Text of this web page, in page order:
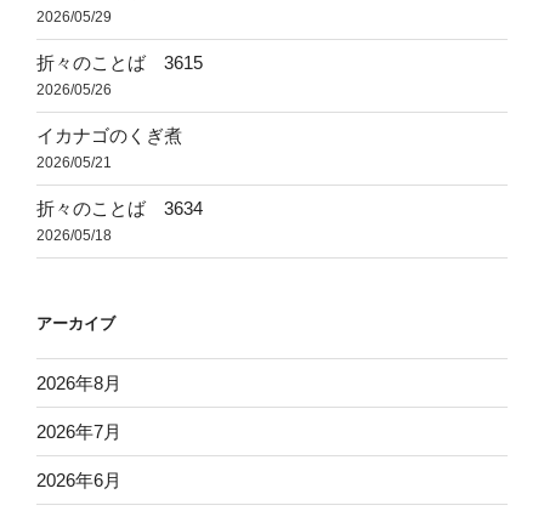
2026/05/29
折々のことば 3615
2026/05/26
イカナゴのくぎ煮
2026/05/21
折々のことば 3634
2026/05/18
アーカイブ
2026年8月
2026年7月
2026年6月